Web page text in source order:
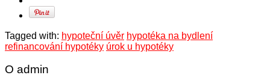
Tagged with: hypoteční úvěr hypotéka na bydlení
refinancování hypotéky úrok u hypotéky
O admin